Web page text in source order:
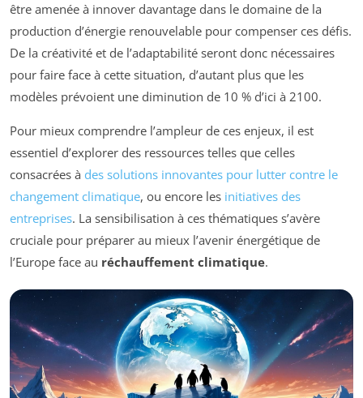
être amenée à innover davantage dans le domaine de la
production d’énergie renouvelable pour compenser ces défis.
De la créativité et de l’adaptabilité seront donc nécessaires
pour faire face à cette situation, d’autant plus que les
modèles prévoient une diminution de 10 % d’ici à 2100.
Pour mieux comprendre l’ampleur de ces enjeux, il est
essentiel d’explorer des ressources telles que celles
consacrées à des solutions innovantes pour lutter contre le
changement climatique, ou encore les initiatives des
entreprises. La sensibilisation à ces thématiques s’avère
cruciale pour préparer au mieux l’avenir énergétique de
l’Europe face au réchauffement climatique.